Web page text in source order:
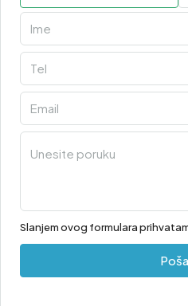
Slanjem ovog formulara